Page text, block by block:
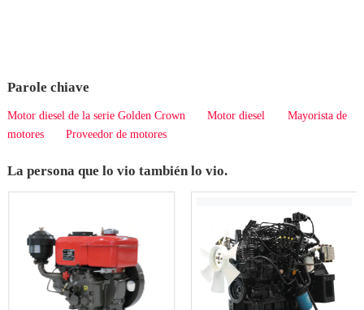
Parole chiave
Motor diesel de la serie Golden Crown Motor diesel
Mayorista de
motores
Proveedor de motores
La persona que lo vio también lo vio.